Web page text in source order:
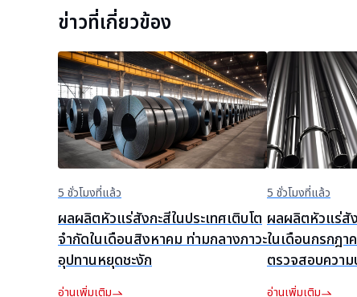
ข่าวที่เกี่ยวข้อง
5 ชั่วโมงที่แล้ว
ผลผลิตหัวแร่สังกะสีในประเทศเติบโต
จำกัดในเดือนสิงหาคม ท่ามกลางภาวะ
อุปทานหยุดชะงัก
อ่านเพิ่มเติม
5 ชั่วโมงที่แล้ว
ผลผลิตหัวแร่สั
ในเดือนกรกฎา
ตรวจสอบควา
ที่ต่ำลง
อ่านเพิ่มเติม